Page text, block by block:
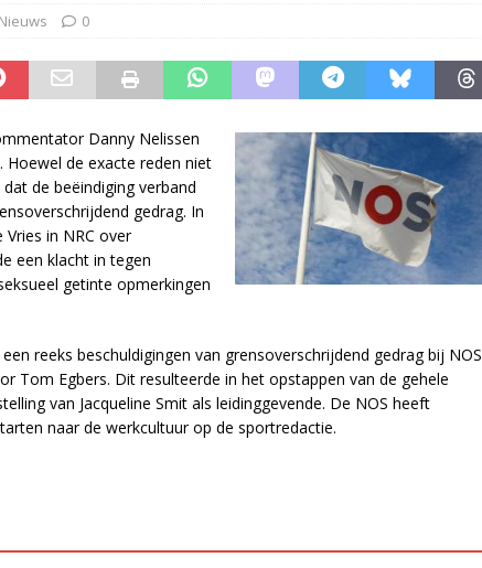
Nieuws 0
Danny Nelissen
Hoewel de exacte reden niet
de beëindiging verband
gedrag. In
in NRC over
een klacht in tegen
getinte opmerkingen
reeks beschuldigingen van grensoverschrijdend gedrag bij NOS
Tom Egbers. Dit resulteerde in het opstappen van de gehele
van Jacqueline Smit als leidinggevende. De NOS heeft
naar de werkcultuur op de sportredactie.